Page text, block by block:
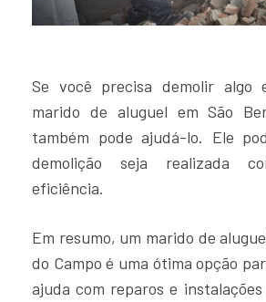
Se você precisa demolir algo
marido de aluguel em São
também pode ajudá-lo. Ele
demolição seja realizada
eficiência.
Em resumo, um marido de
do Campo é uma ótima opção
ajuda com reparos e